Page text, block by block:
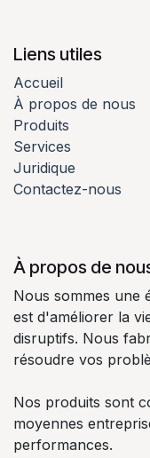
Liens utiles
Accueil
À propos de nous
Produits
Services
Juridique
Contactez-nous
À propos de
Nous sommes une
est d'améliorer la
disruptifs. Nous
résoudre vos
Nos produits sont
moyennes
performances.